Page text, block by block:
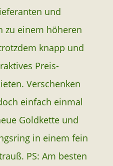
und
zu einem höheren
knapp und
Preis-
Verschenken
einfach einmal
Goldkette und
in einem fein
PS: Am besten